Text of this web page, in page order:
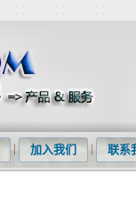
加入我们 联系